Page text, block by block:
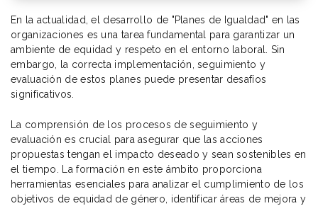
En la actualidad, el desarrollo de "Planes de Igualdad" en las
organizaciones es una tarea fundamental para garantizar un
ambiente de equidad y respeto en el entorno laboral. Sin
embargo, la correcta implementación, seguimiento y
evaluación de estos planes puede presentar desafíos
significativos.
La comprensión de los procesos de seguimiento y
evaluación es crucial para asegurar que las acciones
propuestas tengan el impacto deseado y sean sostenibles en
el tiempo. La formación en este ámbito proporciona
herramientas esenciales para analizar el cumplimiento de los
objetivos de equidad de género, identificar áreas de mejora y